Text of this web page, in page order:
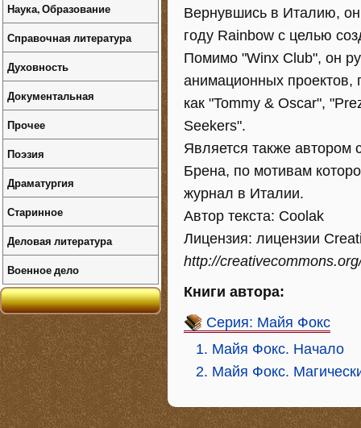
Вернувшись в Италию,
году Rainbow с целью
Помимо "Winx Club", он
анимационных проектов,
как "Tommy & Oscar",
Seekers".
Является также автором
Брена, по мотивам
журнал в Италии.
Автор текста: Coolak
Лицензия: лицензии
http://
Книги автора:
Серия: Майя Фокс
1. Майя Фокс. Начало
2. Майя Фокс.
Наука, Образование
Справочная литература
Духовность
Документальная
Прочее
Поэзия
Драматургия
Старинное
Деловая литература
Военное дело